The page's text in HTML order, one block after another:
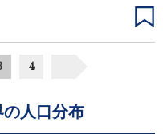
4
人口分布